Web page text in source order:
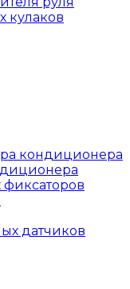
кулаков
кондиционера
датчиков